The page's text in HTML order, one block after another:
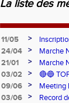
La liste des
11/05 >
24/04
>
Marche
21/01
>
Marche
03/02
>
🔴🔵
09/06
>
Meeting
03/06
>
Record